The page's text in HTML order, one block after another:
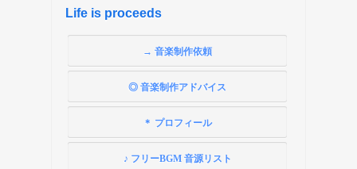
Life is proceeds
→ 音楽制作依頼
◎ 音楽制作アドバイス
＊ プロフィール
♪ フリーBGM 音源リスト